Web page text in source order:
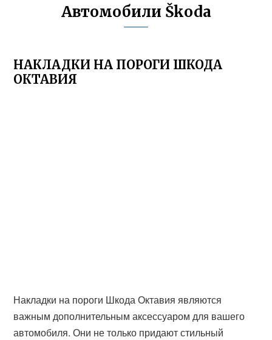
Автомобили Škoda
НАКЛАДКИ НА ПОРОГИ ШКОДА
ОКТАВИЯ
Накладки на пороги Шкода Октавия являются
важным дополнительным аксессуаром для вашего
автомобиля. Они не только придают стильный